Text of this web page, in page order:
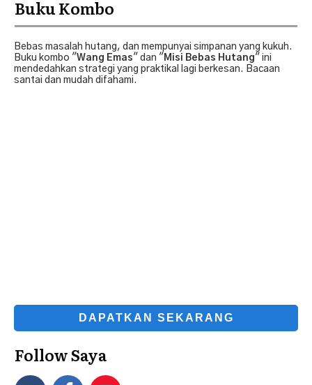
Buku Kombo
Bebas masalah hutang, dan mempunyai simpanan yang kukuh.
Buku kombo "Wang Emas" dan " Misi Bebas Hutang" ini
mendedahkan strategi yang praktikal lagi berkesan. Bacaan
santai dan mudah difahami.
DAPATKAN SEKARANG
Follow Saya